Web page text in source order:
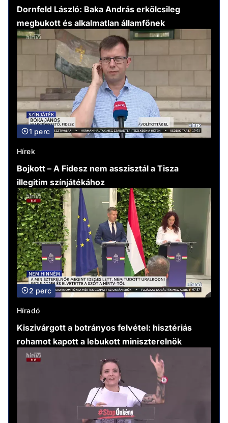
Dornfeld László: Baka András erkölcsileg
megbukott és alkalmatlan államfőnek
1 perc
Hírek
Bojkott – A Fidesz nem asszisztál a Tisza
illegitim színjátékához
2 perc
Híradó
Kiszivárgott a botrányos felvétel: hisztériás
rohamot kapott a lebukott miniszterelnök